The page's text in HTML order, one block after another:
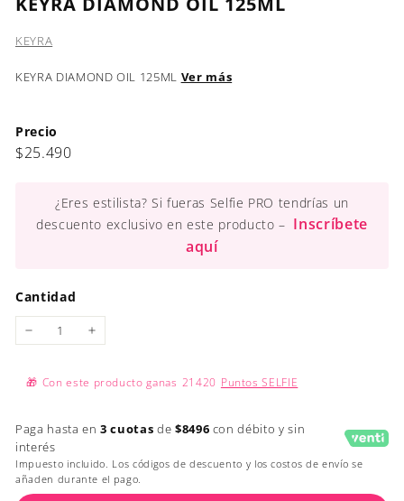
KEYRA
KEYRA DIAMOND OIL 125ML Ver más
Precio
Precio
$25.490$25.490
¿Eres estilista? Si fueras Selfie PRO tendrías un
descuento exclusivo en este producto – Inscríbete
aquí
Cantidad
+
🎁 Con este producto ganas 21420 Puntos SELFIE
Paga hasta en3 cuotas de $8496 con débito y sin
interés
Impuesto incluido. Los códigos de descuento y los costos de envío se
añaden durante el pago.